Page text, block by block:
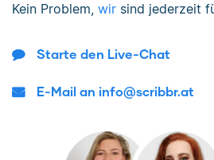
Kein Problem, wir sind jederzeit
Starte den Live-Chat
E-Mail an info@scribbr.at